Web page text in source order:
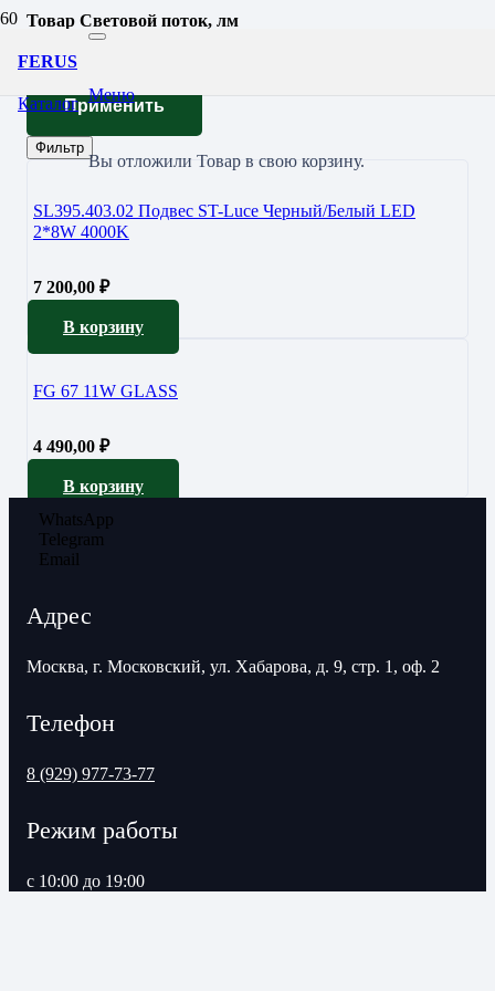
FERUS
Меню
Вы отложили Товарв свою корзину.
Каталог
Товар Световой поток, лм
Применить
Фильтр
SL395.403.02 Подвес ST-Luce Черный/Белый LED
2*8W 4000K
7 200,00 ₽
В корзину
FG 67 11W GLASS
4 490,00 ₽
В корзину
WhatsApp
Telegram
Email
Адрес
Москва, г. Московский, ул. Хабарова, д. 9, стр. 1, оф. 2
Телефон
8 (929) 977-73-77
Режим работы
с 10:00 до 19:00